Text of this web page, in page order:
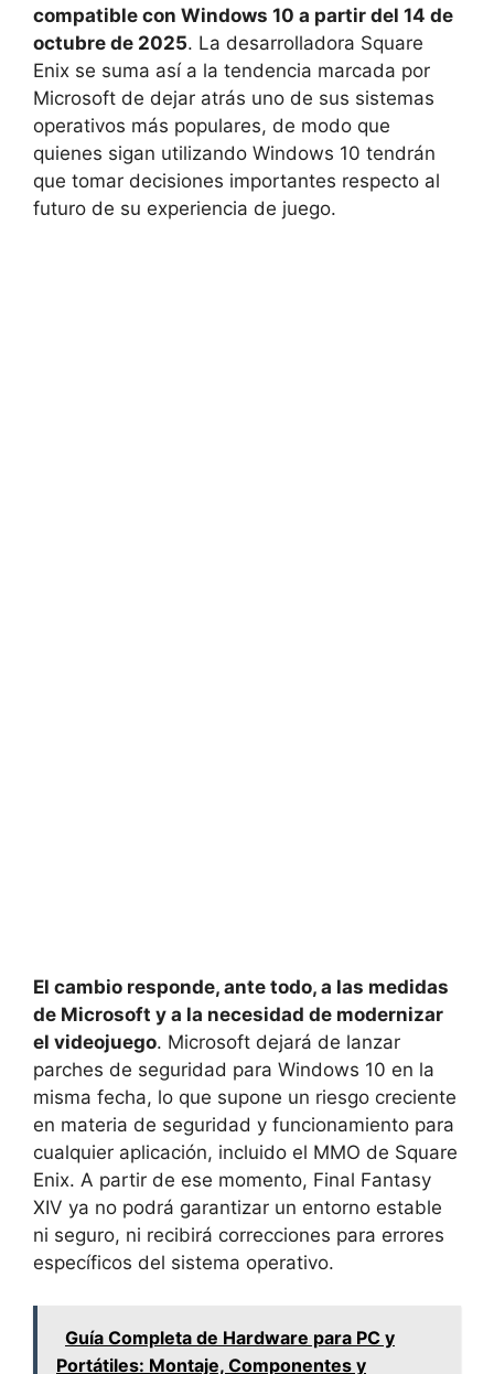
compatible con Windows 10 a partir del 14 de
octubre de 2025. La desarrolladora Square
Enix se suma así a la tendencia marcada por
Microsoft de dejar atrás uno de sus sistemas
operativos más populares, de modo que
quienes sigan utilizando Windows 10 tendrán
que tomar decisiones importantes respecto al
futuro de su experiencia de juego.
El cambio responde, ante todo, a las medidas
de Microsoft y a la necesidad de modernizar
el videojuego. Microsoft dejará de lanzar
parches de seguridad para Windows 10 en la
misma fecha, lo que supone un riesgo creciente
en materia de seguridad y funcionamiento para
cualquier aplicación, incluido el MMO de Square
Enix. A partir de ese momento, Final Fantasy
XIV ya no podrá garantizar un entorno estable
ni seguro, ni recibirá correcciones para errores
específicos del sistema operativo.
Guía Completa de Hardware para PC y
Portátiles: Montaje, Componentes y